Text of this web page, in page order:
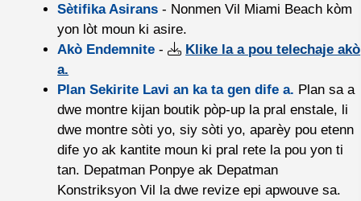
Sètifika Asirans - Nonmen Vil Miami Beach kòm
yon lòt moun ki asire.
Akò Endemnite -
Klike la a pou telechaje akò
a.
Plan Sekirite Lavi an ka ta gen dife a. Plan sa a
dwe montre kijan boutik pòp-up la pral enstale, li
dwe montre sòti yo, siy sòti yo, aparèy pou etenn
dife yo ak kantite moun ki pral rete la pou yon ti
tan. Depatman Ponpye ak Depatman
Konstriksyon Vil la dwe revize epi apwouve sa.